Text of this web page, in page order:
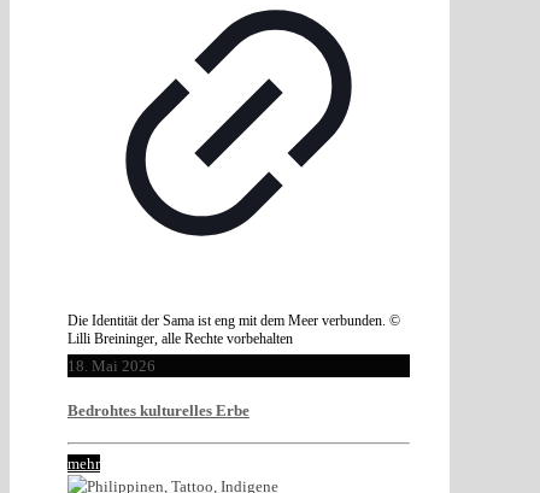
Die Identität der Sama ist eng mit dem Meer verbunden. ©
Lilli Breininger, alle Rechte vorbehalten
18. Mai 2026
Bedrohtes kulturelles Erbe
mehr